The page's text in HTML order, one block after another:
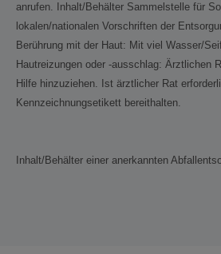
anrufen. Inhalt/Behälter Sammelstelle für
lokalen/nationalen Vorschriften der
Berührung mit der Haut: Mit viel Wasser/
Hautreizungen oder -ausschlag: Ärztlichen
Hilfe hinzuziehen. Ist ärztlicher Rat
Kennzeichnungsetikett bereithalten.
Inhalt/Behälter einer anerkannten